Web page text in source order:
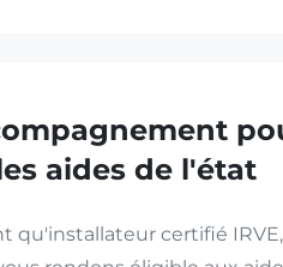
aides de l'état
qu'installateur certifié IRVE,